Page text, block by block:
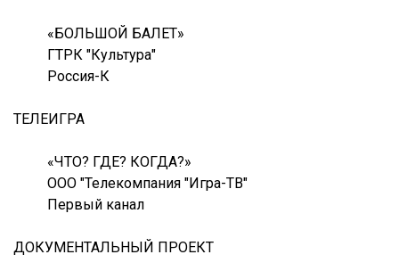
«БОЛЬШОЙ БАЛЕТ»
ГТРК "Культура"
Россия-К
ТЕЛЕИГРА
«ЧТО? ГДЕ? КОГДА?»
ООО "Телекомпания "Игра-ТВ"
Первый канал
ДОКУМЕНТАЛЬНЫЙ ПРОЕКТ